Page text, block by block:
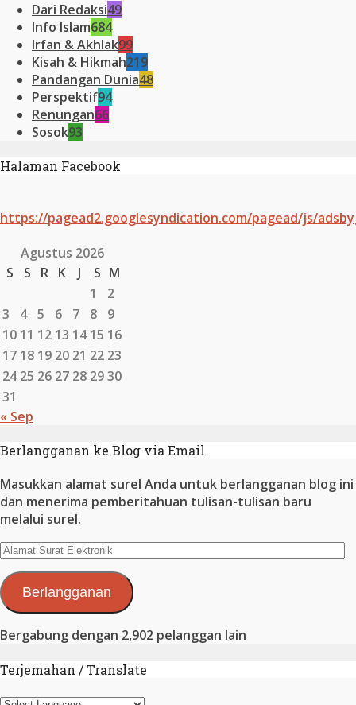
Dari Redaksi49
Info Islam684
Irfan & Akhlak99
Kisah & Hikmah219
Pandangan Dunia48
Perspektif94
Renungan66
Sosok93
Halaman Facebook
https://pagead2.googlesyndication.com/pagead/js/
Agustus 2026
S
S R K J S M
1
2
3
4 5 6 7 8
9
10 11 12 13 14 15 16
17 18 19 20 21 22 23
24 25 26 27 28 2930
31
« Sep
Berlangganan ke Blog via Email
Masukkan alamat surel Anda untuk berlangganan blog ini
dan menerima pemberitahuan tulisan-tulisan baru
melalui surel.
Alamat
Elektronik
Berlangganan
Bergabung dengan 2,902 pelanggan lain
Terjemahan / Translate